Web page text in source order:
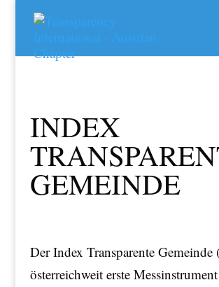
INDEX
GEMEINDE
Der Index Transparente Gemeinde
österreichweit erste